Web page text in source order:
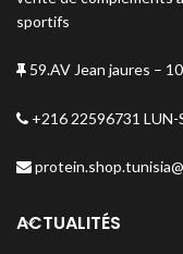
sportifs
59.AV Jean jaures –
+216 22596731 LUN-
ACTUALITÉS